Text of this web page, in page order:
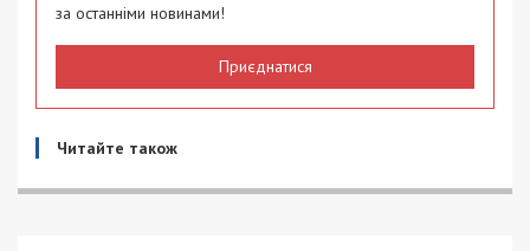
за останніми новинами!
Приєднатися
Читайте також